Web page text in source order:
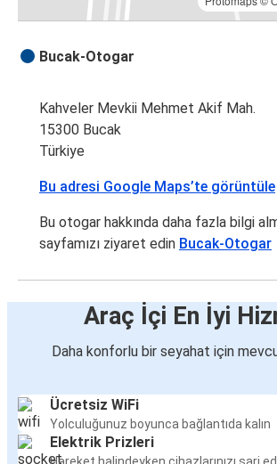
Bucak-Otogar
Kahveler Mevkii Mehmet Akif Mah.
15300 Bucak
Türkiye
Bu adresi Google Maps’te görüntüle
Bu otogar hakkında daha fazla bilgi
sayfamızı ziyaret edin Bucak-Otogar
Araç İçi En İyi
Daha konforlu bir seyahat için
Ücretsiz WiFi
Yolculuğunuz boyunca bağlantıda kalın
Elektrik Prizleri